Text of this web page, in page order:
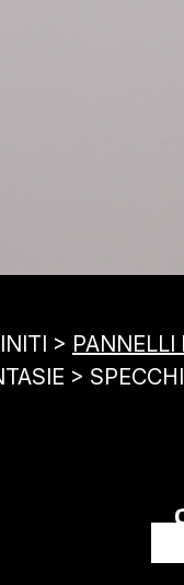
> PANNELLI
>